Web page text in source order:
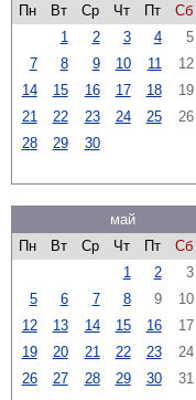
Пн
Вт Ср Чт Пт Сб
1
2 3 4 5
7
8 9 10 11 12
14
15 16 17 18 19
21
22 23 24 25 26
28
29 30
май
Пн
Вт Ср Чт Пт Сб
1
2 3
5
6 7 8 9 10
12
13 14 15 16 17
19
20 21 22 23 24
26
27 28 29 30 31